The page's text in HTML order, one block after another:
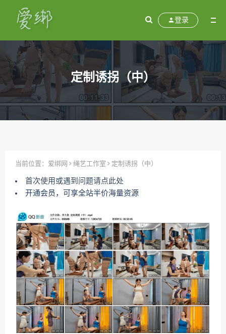
登录
定制诱拐（中）
当前位置： 爱绑网 绳艺工作室 定制诱拐（中）
首次使用或遇到问题请点此处
开通会员，可享全站半价海量资源